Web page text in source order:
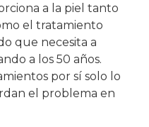
a la piel tanto
el tratamiento
que necesita a
a los 50 años.
por sí solo lo
el problema en